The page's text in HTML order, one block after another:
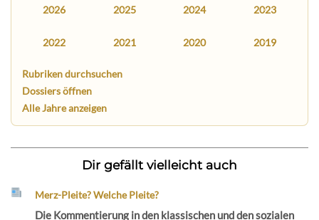
2026 2025 2024 2023
2022 2021 2020 2019
Rubriken durchsuchen
Dossiers öffnen
Alle Jahre anzeigen
Dir gefällt vielleicht auch
Merz-Pleite? Welche Pleite?
Die Kommentierung in den klassischen und den sozialen